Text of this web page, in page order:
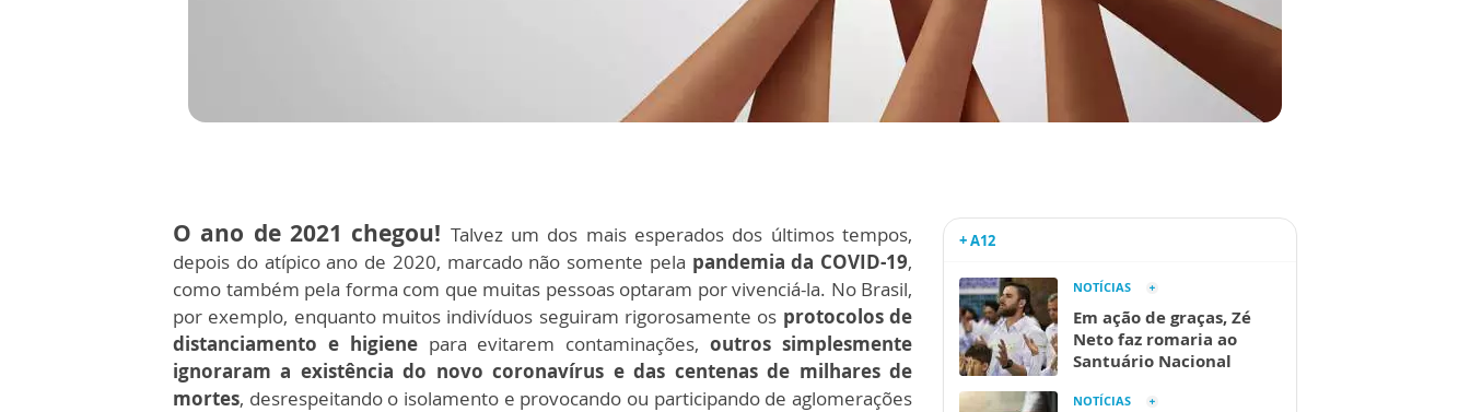
O ano de 2021 chegou! Talvez um dos mais esperados dos últimos tempos,
depois do atípico ano de 2020, marcado não somente pela pandemia da COVID-19,
como também pela forma com que muitas pessoas optaram por vivenciá-la. No Brasil,
por exemplo, enquanto muitos indivíduos seguiram rigorosamente os protocolos de
distanciamento e higienepara evitarem contaminações,outros simplesmente
ignoraram a existência do novo coronavírus e das centenas de milhares de
mortes, desrespeitando o isolamento e provocando ou participando de aglomerações
+ A12
NOTÍCIAS
Em ação de graças, Zé
Neto faz romaria ao
Santuário Nacional
NOTÍCIAS